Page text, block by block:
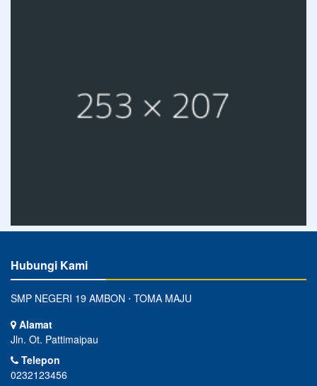
Hubungi Kami
SMP NEGERI 19 AMBON ⋅ TOMA MAJU
Alamat
Jln. Ot. Pattimaipau
Telepon
0232123456